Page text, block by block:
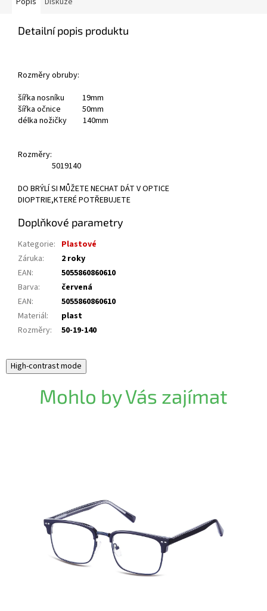
Detailní popis produktu
Rozměry obruby:
šířka nosníku 19mm
šířka očnice 50mm
délka nožičky 140mm
Rozměry:
5019140
DO BRÝLÍ SI MŮŽETE NECHAT DÁT V OPTICE
DIOPTRIE,KTERÉ POTŘEBUJETE
Doplňkové parametry
Kategorie: Plastové
Záruka:
2 roky
EAN:
5055860860610
Barva:
červená
EAN:
5055860860610
Materiál:
plast
Rozměry: 50-19-140
High-contrast mode
Mohlo by Vás zajímat